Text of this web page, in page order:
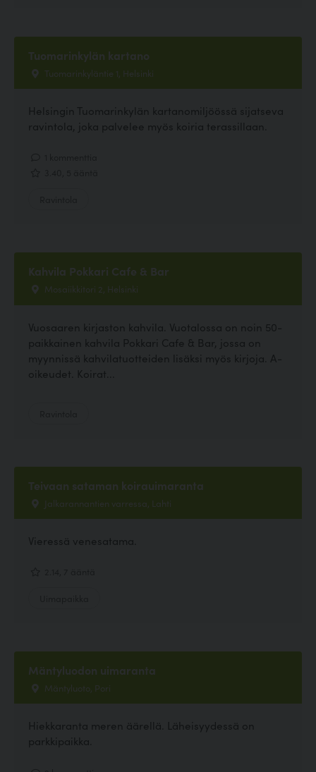
Tuomarinkylän kartano
Tuomarinkyläntie 1, Helsinki
Helsingin Tuomarinkylän kartanomiljöössä sijatseva
ravintola, joka palvelee myös koiria terassillaan.
Kahvila Pokkari Cafe & Bar
Mosaiikkitori 2, Helsinki
Vuosaaren kirjaston kahvila. Vuotalossa on noin 50-
paikkainen kahvila Pokkari Cafe & Bar, jossa on
myynnissä kahvilatuotteiden lisäksi myös kirjoja. A-
oikeudet. Koirat...
Teivaan sataman koirauimaranta
Jalkarannantien varressa, Lahti
Vieressä venesatama.
Mäntyluodon uimaranta
Mäntyluoto, Pori
Hiekkaranta meren äärellä. Läheisyydessä on
parkkipaikka.